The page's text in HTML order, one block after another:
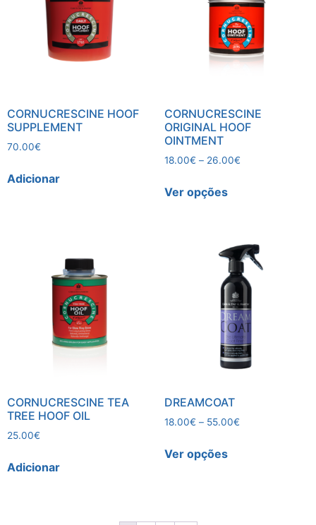
CORNUCRESCINE HOOF
SUPPLEMENT
70.00€
Adicionar
CORNUCRESCINE
ORIGINAL HOOF
OINTMENT
18.00€ – 26.00€
Ver opções
CORNUCRESCINE TEA
TREE HOOF OIL
25.00€
Adicionar
DREAMCOAT
18.00€ – 55.00€
Ver opções